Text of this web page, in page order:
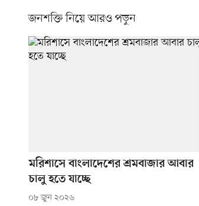
জনশক্তি নিয়ে আরও পড়ুন
মরিশাসে বাংলাদেশের শ্রমবাজার আবার
চালু হতে যাচ্ছে
০৮ জুন ২০২৬